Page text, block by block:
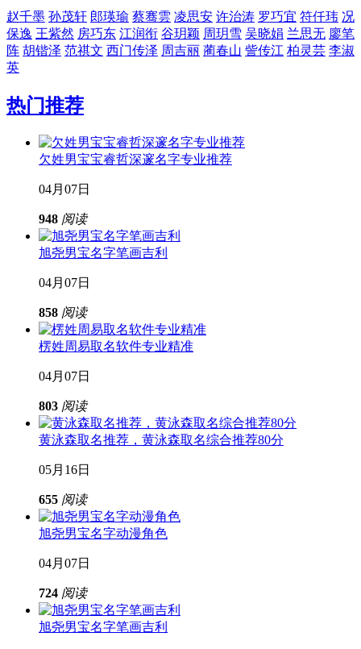
赵千墨 孙茂轩 郎瑛瑜 蔡骞雲 凌思安 许治涛 罗巧宜 符仟玮 况
保逸 王紫然 房巧东 江润衔 谷玥颖 周玥雪 吴晓娟 兰思无 廖笔
阵 胡锴泽 范祺文 西门传泽 周吉丽 蔺春山 訾传江 柏灵芸 李淑
英
热门推荐
欠姓男宝宝睿哲深邃名字专业推荐
04月07日
948 阅读
旭尧男宝名字笔画吉利
04月07日
858 阅读
楞姓周易取名软件专业精准
04月07日
803 阅读
黄泳森取名推荐，黄泳森取名综合推荐80分
05月16日
655 阅读
旭尧男宝名字动漫角色
04月07日
724 阅读
旭尧男宝名字笔画吉利